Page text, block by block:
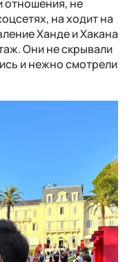
отношения, не
на ходит на
Ханде и Хакана
Они не скрывали
и нежно смотрели